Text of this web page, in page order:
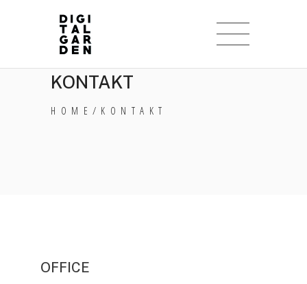
KONTAKT
HOME / KONTAKT
OFFICE